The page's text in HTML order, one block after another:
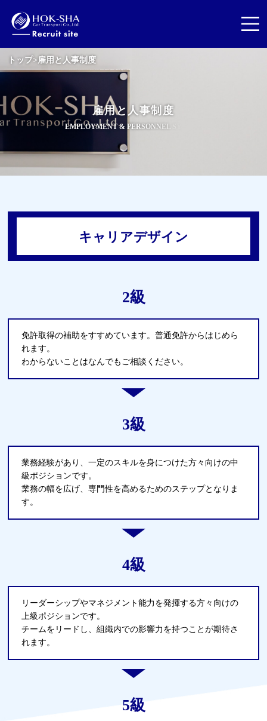
トップ>雇⽤と⼈事制度
雇⽤と ⼈事制 度
EMPLOYMENT & PERSONNE L
キャリアデザイン
2級
免許取得の補助をすすめています。普通免許からはじめら
れます。
わからないことはなんでもご相談ください。
3級
業務経験があり、⼀定のスキルを⾝につけた⽅々向けの中
級ポジションです。
業務の幅を広げ、専⾨性を⾼めるためのステップとなりま
す。
4級
リーダーシップやマネジメント能⼒を発揮する⽅々向けの
上級ポジションです。
チームをリードし、組織内での影響⼒を持つことが期待さ
れます。
5級